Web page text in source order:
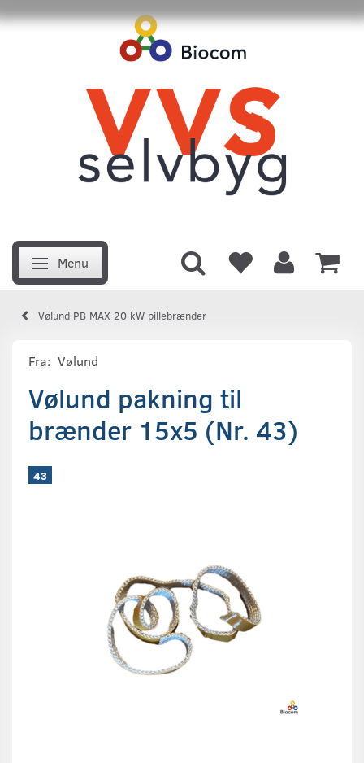
Skifte navigation
Menu
Vølund PB MAX 20 kW pillebrænder
Fra: Vølund
Vølund pakning til
brænder 15x5 (Nr. 43)
43